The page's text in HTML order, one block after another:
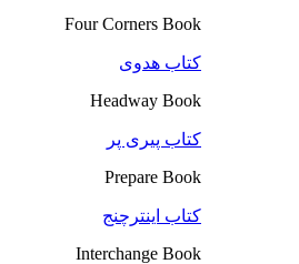
Four Corners Book
کتاب هدوی
Headway Book
کتاب پیری پر
Prepare Book
کتاب اینترچنج
Interchange Book